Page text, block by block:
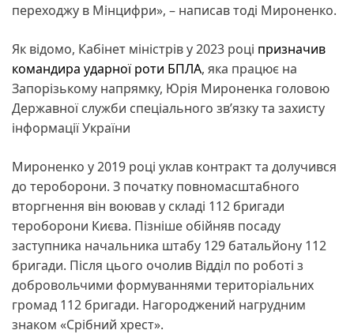
переходжу в Мінцифри», – написав тоді Мироненко.
Як відомо, Кабінет міністрів у 2023 році призначив
командира ударної роти БПЛА, яка працює на
Запорізькому напрямку, Юрія Мироненка головою
Державної служби спеціального зв’язку та захисту
інформації України
Мироненко у 2019 році уклав контракт та долучився
до тероборони. З початку повномасштабного
вторгнення він воював у складі 112 бригади
тероборони Києва. Пізніше обійняв посаду
заступника начальника штабу 129 батальйону 112
бригади. Після цього очолив Відділ по роботі з
добровольчими формуваннями територіальних
громад 112 бригади. Нагороджений нагрудним
знаком «Срібний хрест».